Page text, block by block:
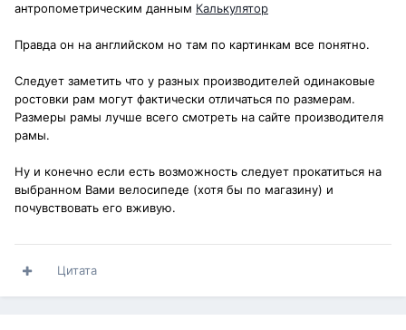
антропометрическим данным Калькулятор
Правда он на английском но там по картинкам все понятно.
Следует заметить что у разных производителей одинаковые
ростовки рам могут фактически отличаться по размерам.
Размеры рамы лучше всего смотреть на сайте производителя
рамы.
Ну и конечно если есть возможность следует прокатиться на
выбранном Вами велосипеде (хотя бы по магазину) и
почувствовать его вживую.
Цитата